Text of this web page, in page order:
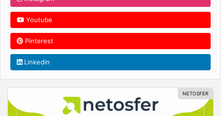
Youtube
Pinterest
Linkedin